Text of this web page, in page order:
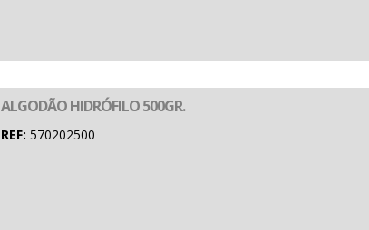
ALGODÃO HIDRÓFILO 500GR.
REF: 570202500